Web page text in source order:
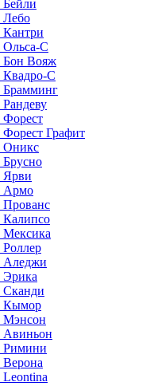
Бейли
Лебо
Кантри
Ольса-С
Бон Вояж
Квадро-С
Брамминг
Рандеву
Форест
Форест Графит
Оникс
Брусно
Ярви
Армо
Прованс
Калипсо
Мексика
Роллер
Аледжи
Эрика
Сканди
Кымор
Мэнсон
Авиньон
Римини
Верона
Leontina